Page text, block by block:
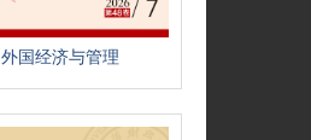
外国经济与管理